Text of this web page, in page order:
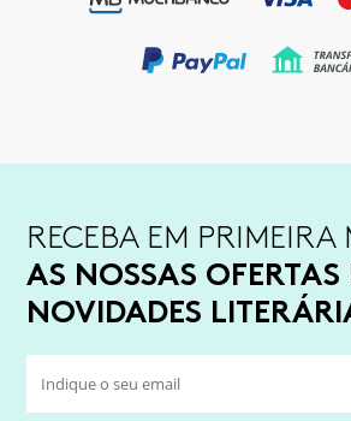
RECEBA EM PRIMEIRA
AS NOSSAS OFERTAS
NOVIDADES